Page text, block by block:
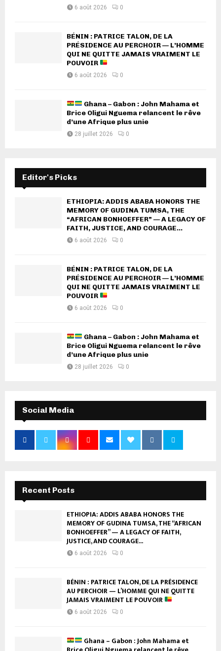
6 août 2026 0
BÉNIN : PATRICE TALON, DE LA
PRÉSIDENCE AU PERCHOIR — L’HOMME
QUI NE QUITTE JAMAIS VRAIMENT LE
POUVOIR
6 août 2026 0
Ghana – Gabon : John Mahama et
Brice Oligui Nguema relancent le rêve
d’une Afrique plus unie
28 juillet 2026 0
Editor's Picks
ETHIOPIA: ADDIS ABABA HONORS THE
MEMORY OF GUDINA TUMSA, THE
“AFRICAN BONHOEFFER” — A LEGACY OF
FAITH, JUSTICE, AND COURAGE...
6 août 2026 0
BÉNIN : PATRICE TALON, DE LA
PRÉSIDENCE AU PERCHOIR — L’HOMME
QUI NE QUITTE JAMAIS VRAIMENT LE
POUVOIR
6 août 2026 0
Ghana – Gabon : John Mahama et
Brice Oligui Nguema relancent le rêve
d’une Afrique plus unie
28 juillet 2026 0
Social Media
Recent Posts
ETHIOPIA: ADDIS ABABA HONORS THE
MEMORY OF GUDINA TUMSA, THE “AFRICAN
BONHOEFFER” — A LEGACY OF FAITH,
JUSTICE, AND COURAGE...
6 août 2026 0
BÉNIN : PATRICE TALON, DE LA PRÉSIDENCE
AU PERCHOIR — L’HOMME QUI NE QUITTE
JAMAIS VRAIMENT LE POUVOIR
6 août 2026 0
Ghana – Gabon : John Mahama et